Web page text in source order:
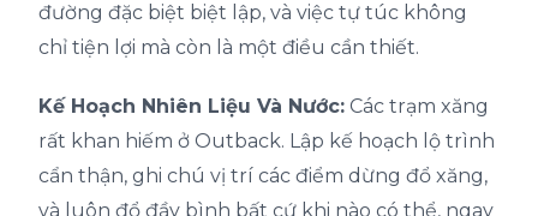
đường đặc biệt biệt lập, và việc tự túc không
chỉ tiện lợi mà còn là một điều cần thiết.
Kế Hoạch Nhiên Liệu Và Nước: Các trạm xăng
rất khan hiếm ở Outback. Lập kế hoạch lộ trình
cẩn thận, ghi chú vị trí các điểm dừng đổ xăng,
và luôn đổ đầy bình bất cứ khi nào có thể, ngay